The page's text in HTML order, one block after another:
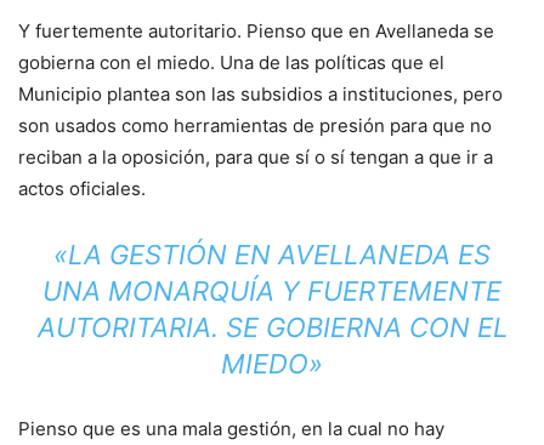
Y fuertemente autoritario. Pienso que en Avellaneda se
gobierna con el miedo. Una de las políticas que el
Municipio plantea son las subsidios a instituciones, pero
son usados como herramientas de presión para que no
reciban a la oposición, para que sí o sí tengan a que ir a
actos oficiales.
«LA GESTIÓN EN AVELLANEDA ES
UNA MONARQUÍA Y FUERTEMENTE
AUTORITARIA. SE GOBIERNA CON EL
MIEDO»
Pienso que es una mala gestión, en la cual no hay